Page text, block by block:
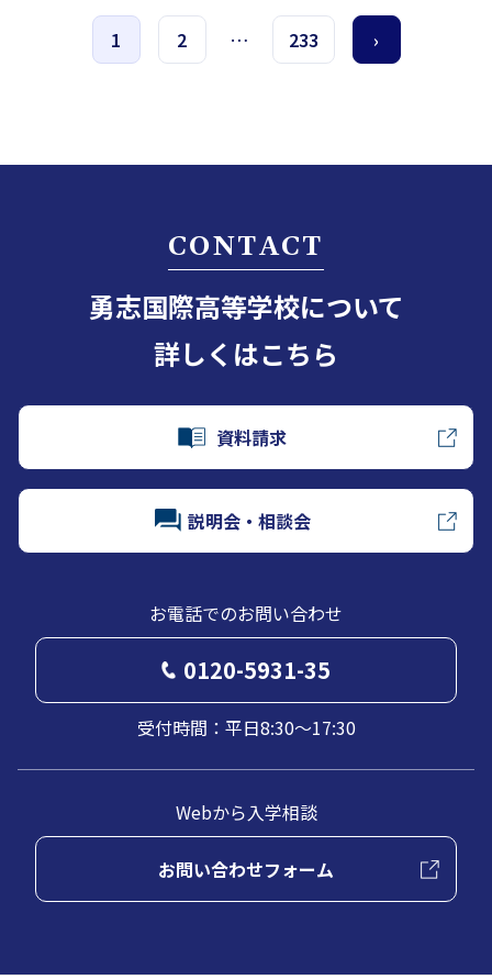
1 2 … 233 ›
CONTACT
勇志国際高等学校について
詳しくはこちら
資料請求
説明会・相談会
お電話でのお問い合わせ
0120-5931-35
受付時間：平日8:30～17:30
Webから入学相談
お問い合わせフォーム